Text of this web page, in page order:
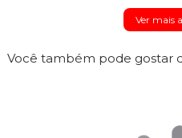
Ver mais
Você também pode gostar